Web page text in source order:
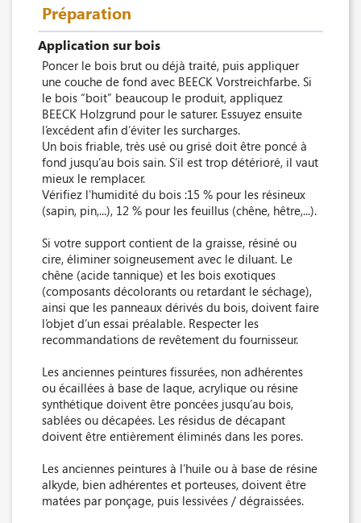
Préparation
Application sur bois
Poncer le bois brut ou déjà traité, puis appliquer
une couche de fond avec BEECK Vorstreichfarbe. Si
le bois “boit” beaucoup le produit, appliquez
BEECK Holzgrund pour le saturer. Essuyez ensuite
l’excédent afin d’éviter les surcharges.
Un bois friable, très usé ou grisé doit être poncé à
fond jusqu’au bois sain. S’il est trop détérioré, il vaut
mieux le remplacer.
Vérifiez l'humidité du bois :15 % pour les résineux
(sapin, pin,...), 12 % pour les feuillus (chêne, hêtre,...).
Si votre support contient de la graisse, résiné ou
cire, éliminer soigneusement avec le diluant. Le
chêne (acide tannique) et les bois exotiques
(composants décolorants ou retardant le séchage),
ainsi que les panneaux dérivés du bois, doivent faire
l’objet d’un essai préalable. Respecter les
recommandations de revêtement du fournisseur.
Les anciennes peintures fissurées, non adhérentes
ou écaillées à base de laque, acrylique ou résine
synthétique doivent être poncées jusqu’au bois,
sablées ou décapées. Les résidus de décapant
doivent être entièrement éliminés dans les pores.
Les anciennes peintures à l’huile ou à base de résine
alkyde, bien adhérentes et porteuses, doivent être
matées par ponçage, puis lessivées / dégraissées.